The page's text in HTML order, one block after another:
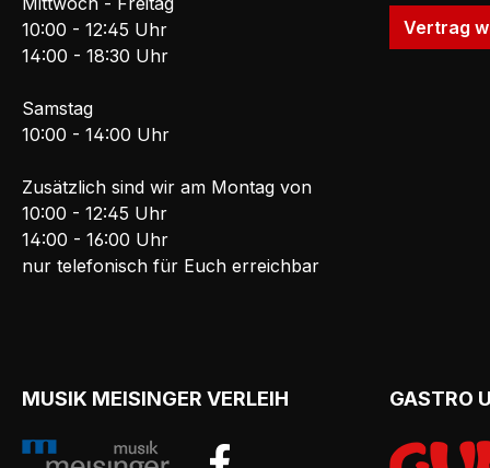
10:00 - 12:45 Uhr
14:00 - 18:30 Uhr
Samstag
10:00 - 14:00 Uhr
Zusätzlich sind wir am Montag von
10:00 - 12:45 Uhr
14:00 - 16:00 Uhr
nur telefonisch für Euch erreichbar
Vertrag
MUSIK MEISINGER VERLEIH GASTRO